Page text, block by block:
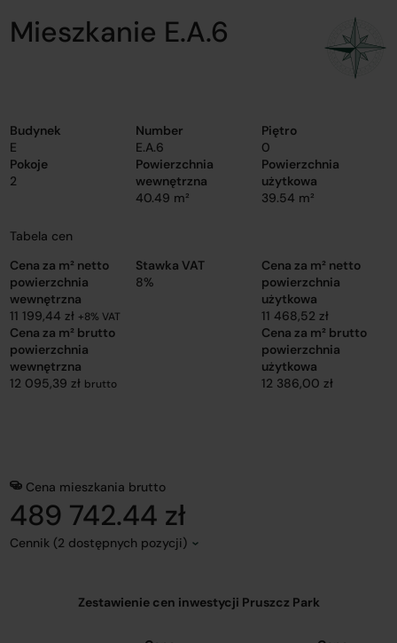
Mieszkanie E.A.6
Budynek
E
Number
E.A.6
Piętro
0
Pokoje
2
Powierzchnia
wewnętrzna
40.49 m²
Powierzchnia
użytkowa
39.54 m²
Tabela cen
Cena za m² netto
powierzchnia
wewnętrzna
11 199,44 zł+8% VAT
Stawka VAT
8%
Cena za m² netto
powierzchnia
użytkowa
11 468,52 zł
Cena za m² brutto
powierzchnia
wewnętrzna
12 095,39 zł brutto
Cena za m² brutto
powierzchnia
użytkowa
12 386,00 zł
Cena mieszkania brutto
489 742.44 zł
Cennik (2 dostępnych pozycji)
Zestawienie cen inwestycji Pruszcz Park